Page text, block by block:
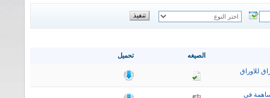
تحميل الصيغه
للاوراق
في